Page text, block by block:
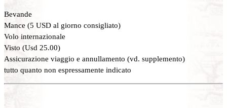
Bevande
Mance (5 USD al giorno consigliato)
Volo internazionale
Visto (Usd 25.00)
Assicurazione viaggio e annullamento (vd. supplemento)
tutto quanto non espressamente indicato